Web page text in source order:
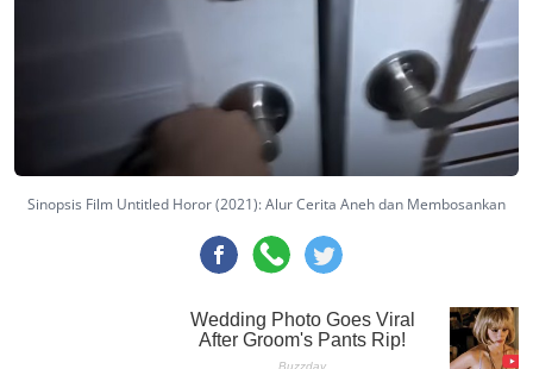
Sinopsis Film Untitled Horor (2021): Alur Cerita Aneh dan Membosankan